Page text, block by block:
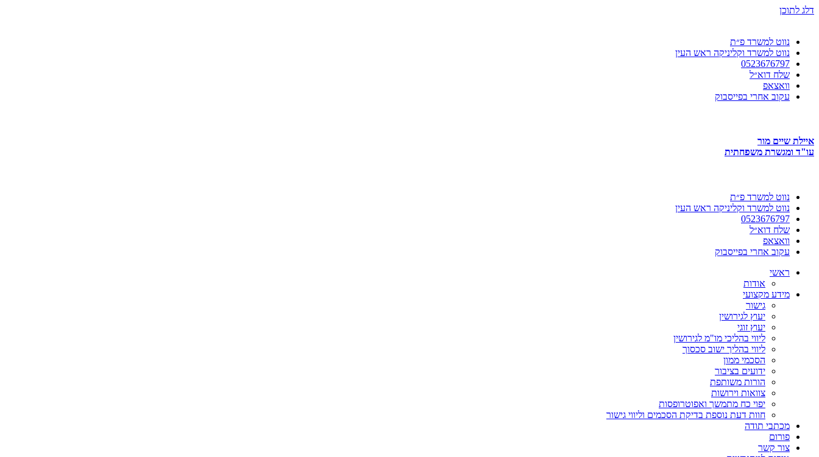
דלג לתוכן
נווט למשרד פ״ת
נווט למשרד וקליניקה ראש העין
0523676797
שלח דוא״ל
וואצאפ
עקוב אחרי בפייסבוק
איילת שיים מור
עו"ד ומגשרת משפחתית
נווט למשרד פ״ת
נווט למשרד וקליניקה ראש העין
0523676797
שלח דוא״ל
וואצאפ
עקוב אחרי בפייסבוק
ראשי
אודות
מידע מקצועי
גישור
יעוץ לגירושין
יעוץ זוגי
ליווי בהליכי מו"מ לגירושין
ליווי בהליך ישוב סכסוך
הסכמי ממון
ידועים בציבור
הורות משותפת
צוואות וירושות
יפוי כח מתמשך ואפוטרופסות
חוות דעת נוספת בדיקת הסכמים וליווי גישור
מכתבי תודה
פורום
צור קשר